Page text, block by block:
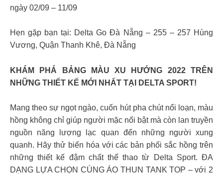
ngày 02/09 – 11/09
Hẹn gặp bạn tại: Delta Go Đà Nẵng – 255 – 257 Hùng
Vương, Quận Thanh Khê, Đà Nẵng
KHÁM PHÁ BẢNG MÀU XU HƯỚNG 2022 TRÊN
NHỮNG THIẾT KẾ MỚI NHẤT TẠI DELTA SPORT!
Mang theo sự ngọt ngào, cuốn hút pha chút nổi loạn, màu
hồng không chỉ giúp người mặc nổi bật mà còn lan truyền
nguồn năng lượng lạc quan đến những người xung
quanh. Hãy thử biến hóa với các bản phối sắc hồng trên
những thiết kế đậm chất thể thao từ Delta Sport. ĐA
DẠNG LỰA CHỌN CÙNG ÁO THUN TANK TOP – với 2